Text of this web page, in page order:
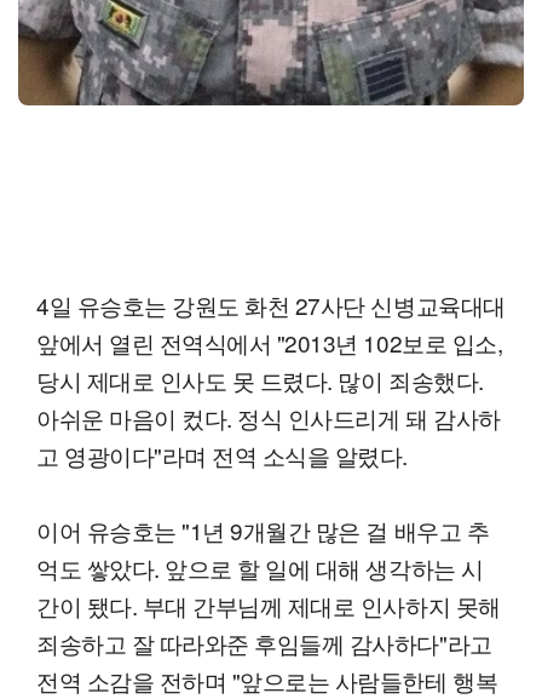
4일 유승호는 강원도 화천 27사단 신병교육대대
앞에서 열린 전역식에서 "2013년 102보로 입소,
당시 제대로 인사도 못 드렸다. 많이 죄송했다.
아쉬운 마음이 컸다. 정식 인사드리게 돼 감사하
고 영광이다"라며 전역 소식을 알렸다.
이어 유승호는 "1년 9개월간 많은 걸 배우고 추
억도 쌓았다. 앞으로 할 일에 대해 생각하는 시
간이 됐다. 부대 간부님께 제대로 인사하지 못해
죄송하고 잘 따라와준 후임들께 감사하다"라고
전역 소감을 전하며 "앞으로는 사람들한테 행복